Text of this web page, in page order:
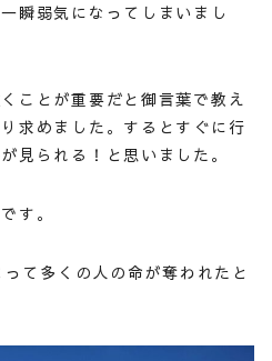
瞬弱気になってしまいまし
ことが重要だと御言葉で教え
求めました。するとすぐに行
見られる！と思いました。
す。
て多くの人の命が奪われたと